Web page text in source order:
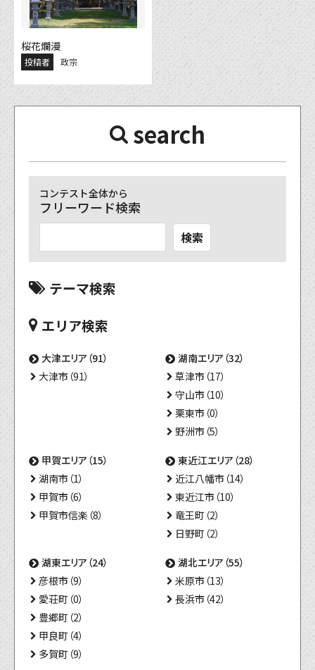
桜花爛漫
投稿者 政宗
search
コンテスト全体から
フリーワード検索
検索
テーマ検索
エリア検索
大津エリア（91）
大津市（91）
湖南エリア（32）
草津市（17）
守山市（10）
栗東市（0）
野洲市（5）
甲賀エリア（15）
湖南市（1）
甲賀市（6）
甲賀市信楽（8）
東近江エリア（28）
近江八幡市（14）
東近江市（10）
竜王町（2）
日野町（2）
湖東エリア（24）
彦根市（9）
愛荘町（0）
豊郷町（2）
甲良町（4）
多賀町（9）
湖北エリア（55）
米原市（13）
長浜市（42）